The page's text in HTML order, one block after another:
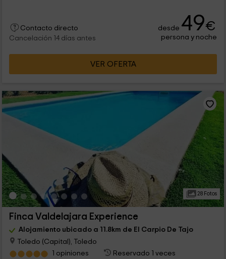
Contacto directo
Cancelación 14 días antes
desde 49€
persona y noche
VER OFERTA
28 Fotos
Finca Valdelajara Experience
Alojamiento ubicado a 11.8km de El Carpio De Tajo
Toledo (Capital), Toledo
1 opiniones
Reservado 1 veces